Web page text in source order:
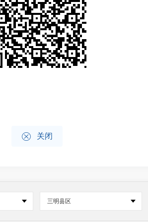
 关闭
三明县区